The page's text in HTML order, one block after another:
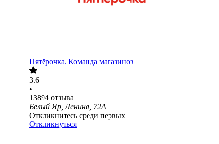
Пятёрочка. Команда магазинов
3.6
•
13894 отзыва
Белый Яр, Ленина, 72А
Откликнитесь среди первых
Откликнуться